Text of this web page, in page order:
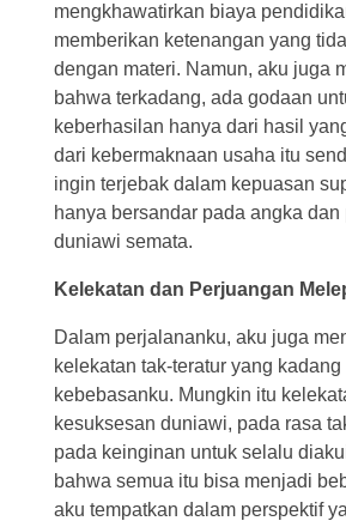
mengkhawatirkan biaya
memberikan ketenangan yang
dengan materi. Namun, aku juga
bahwa terkadang, ada godaan
keberhasilan hanya dari hasil
dari kebermaknaan usaha itu
ingin terjebak dalam kepuasan
hanya bersandar pada angka
duniawi semata.
Kelekatan dan Perjuangan
Dalam perjalananku, aku juga
kelekatan tak-teratur yang
kebebasanku. Mungkin itu
kesuksesan duniawi, pada rasa
pada keinginan untuk selalu
bahwa semua itu bisa menjadi
aku tempatkan dalam perspektif